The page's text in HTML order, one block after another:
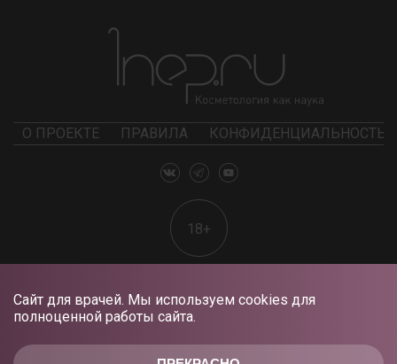
Сайт для врачей. Мы используем cookies для
полноценной работы сайта.
О ПРОЕКТЕ ПРАВИЛА КОНФИДЕНЦИАЛЬНОСТЬ
18+